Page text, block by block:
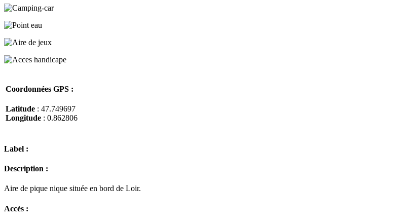
Coordonnées GPS :
Latitude : 47.749697
Longitude : 0.862806
Label :
Description :
Aire de pique nique située en bord de Loir.
Accès :